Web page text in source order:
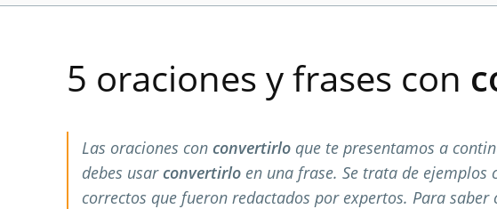
5 oraciones y frases con
Las oraciones con convertirlo que te presentamos a
debes usar convertirlo en una frase. Se trata de ejemplos
correctos que fueron redactados por expertos. Para saber